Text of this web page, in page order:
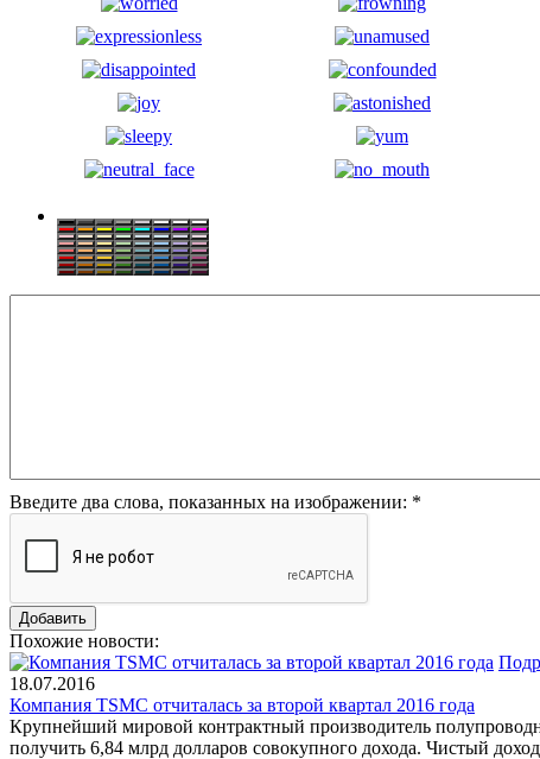
Введите два слова, показанных на изображении: *
Похожие новости:
18.07.2016
Компания TSMC отчиталась за второй квартал 2016 года
Крупнейший мировой контрактный производитель
получить 6,84 млрд долларов совокупного дохода. Чистый